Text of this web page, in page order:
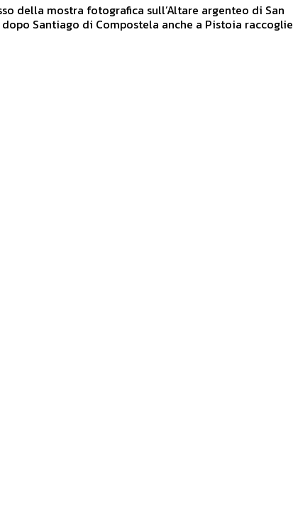
della mostra fotografica sull’Altare argenteo di San
Santiago di Compostela anche a Pistoia raccoglie